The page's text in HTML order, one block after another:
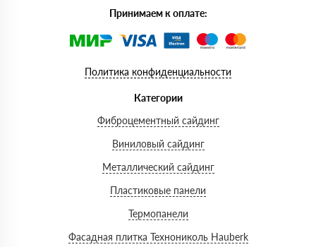
Принимаем к оплате:
Политика конфиденциальности
Категории
Фиброцементный сайдинг
Виниловый сайдинг
Металлический сайдинг
Пластиковые панели
Термопанели
Фасадная плитка Технониколь Hauberk